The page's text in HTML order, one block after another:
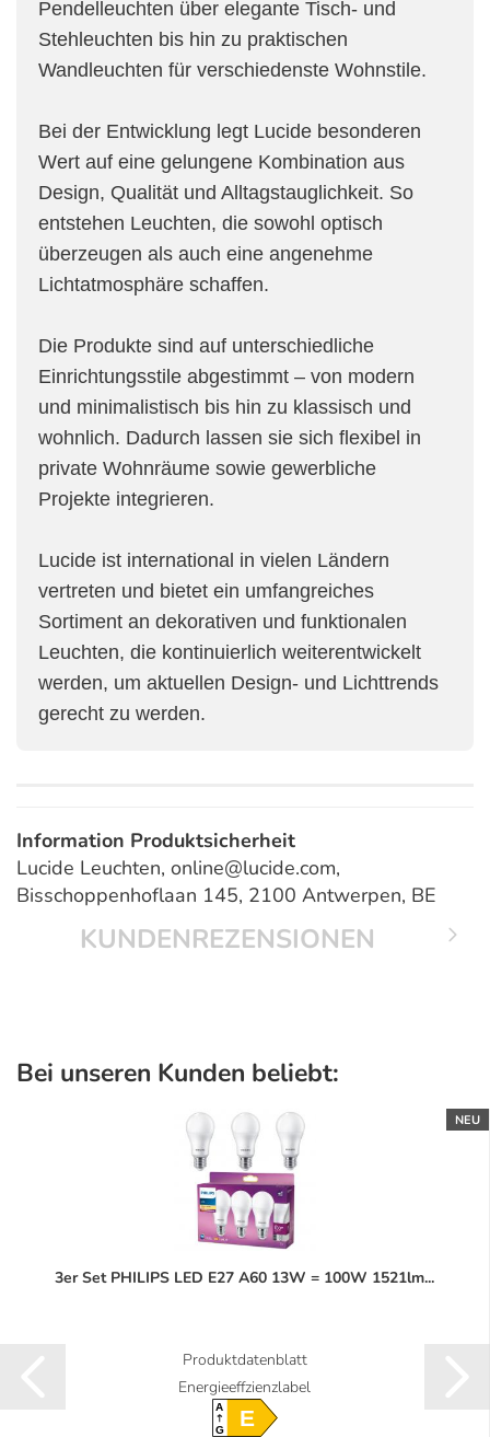
Pendelleuchten über elegante Tisch- und
Stehleuchten bis hin zu praktischen
Wandleuchten für verschiedenste Wohnstile.
Bei der Entwicklung legt Lucide besonderen
Wert auf eine gelungene Kombination aus
Design, Qualität und Alltagstauglichkeit. So
entstehen Leuchten, die sowohl optisch
überzeugen als auch eine angenehme
Lichtatmosphäre schaffen.
Die Produkte sind auf unterschiedliche
Einrichtungsstile abgestimmt – von modern
und minimalistisch bis hin zu klassisch und
wohnlich. Dadurch lassen sie sich flexibel in
private Wohnräume sowie gewerbliche
Projekte integrieren.
Lucide ist international in vielen Ländern
vertreten und bietet ein umfangreiches
Sortiment an dekorativen und funktionalen
Leuchten, die kontinuierlich weiterentwickelt
werden, um aktuellen Design- und Lichttrends
gerecht zu werden.
Information Produktsicherheit
Lucide Leuchten, online@lucide.com,
Bisschoppenhoflaan 145, 2100 Antwerpen, BE
KUNDENREZENSIONEN
Bei unseren Kunden beliebt:
NEU
3er Set PHILIPS LED E27 A60 13W = 100W 1521lm...
Produktdatenblatt
Energieeffzienzlabel
A
GE